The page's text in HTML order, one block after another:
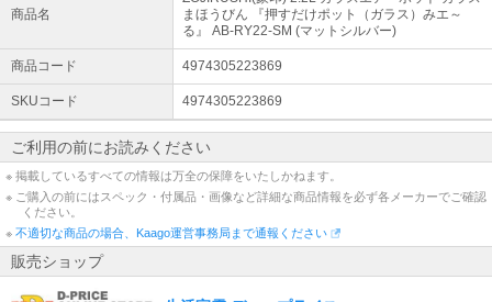
商品名
まほうびん 『押すだけポット（ガラス）みエ～
る』 AB-RY22-SM (マットシルバー)
商品コード 4974305223869
SKUコード 4974305223869
ご利用の前にお読みください
※ 掲載しているすべての情報は万全の保障をいたしかねます。
※ ご購入の前にはスペック・付属品・画像など詳細な商品情報を必ず各メーカーでご確認
ください。
※ 不適切な商品の場合、Kaago運営事務局まで通報ください
販売ショップ